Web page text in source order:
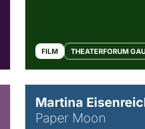
FILM THEATERFORUM
Martina
Paper Moon